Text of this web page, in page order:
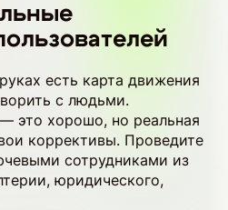
есть карта движения
с людьми.
это хорошо, но реальная
коррективы. Проведите
сотрудниками из
юридического,